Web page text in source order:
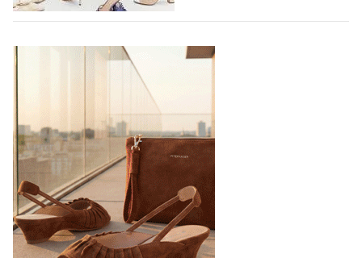
КАЖДОМ ШАГЕ
В 2027 году бренд TAMARIS отмечает 60-летний
юбилей. Шесть десятилетий доверия миллионов
покупателей, постоянного развития и понимания,
какой будет современная женщина завтра.
Юбилейная коллекция Весна–Лето 2027 открывает
не просто новый сезон, а…
04.08.2026 525